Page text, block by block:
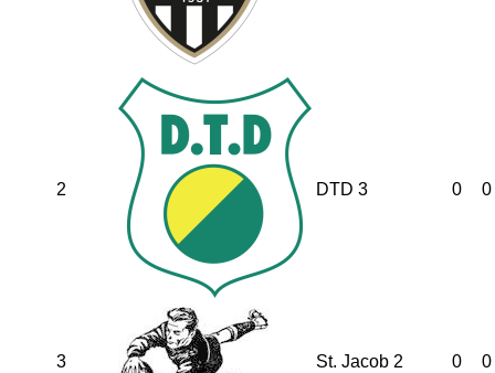
2 DTD 3 0 0
3 St. Jacob 2 0 0